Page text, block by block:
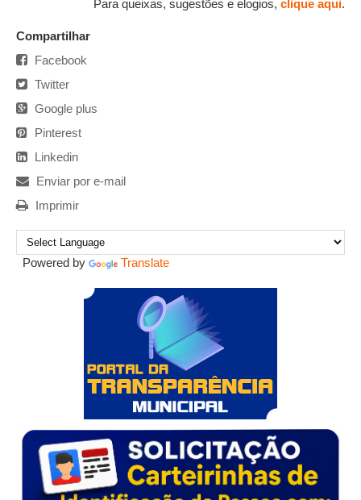
Para queixas, sugestões e elogios, clique aqui.
Compartilhar
Facebook
Twitter
Google plus
Pinterest
Linkedin
Enviar por e-mail
Imprimir
Powered by Translate